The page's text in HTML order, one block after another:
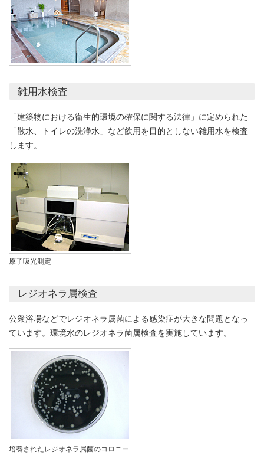
雑用水検査
「建築物における衛生的環境の確保に関する法律」に定められた
「散水、トイレの洗浄水」など飲用を目的としない雑用水を検査
します。
原子吸光測定
レジオネラ属検査
公衆浴場などでレジオネラ属菌による感染症が大きな問題となっ
ています。環境水のレジオネラ菌属検査を実施しています。
培養されたレジオネラ属菌のコロニー